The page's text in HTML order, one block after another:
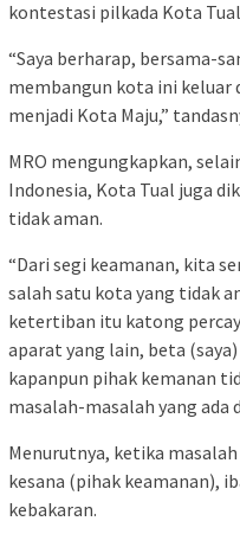
kontestasi pilkada Kota
“Saya berharap, bersama-
membangun kota ini
menjadi Kota Maju,”
MRO mengungkapkan,
Indonesia, Kota Tual juga
tidak aman.
“Dari segi keamanan, kita
salah satu kota yang tidak
ketertiban itu katong
aparat yang lain, beta
kapanpun pihak kemanan
masalah-masalah yang ada
Menurutnya, ketika
kesana (pihak keamanan),
kebakaran.